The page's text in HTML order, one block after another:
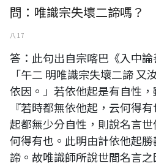
問：唯識宗失壞二諦嗎？
八 17
答：此句出自宗喀巴《入中
「午二 明唯識宗失壞二諦 又
依因。」若依他起是有自性，
『若時都無依他起，云何得
起都無少分自性，則說名言
何得有也。此明由計依他起
諦。故唯識師所說世間名言之